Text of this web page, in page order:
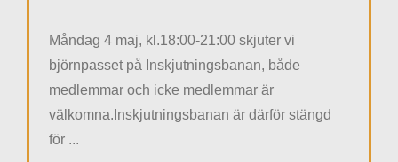
Måndag 4 maj, kl.18:00-21:00 skjuter vi
björnpasset på Inskjutningsbanan, både
medlemmar och icke medlemmar är
välkomna.Inskjutningsbanan är därför stängd
för ...